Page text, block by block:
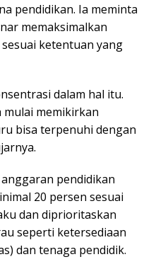
pendidikan. Ia meminta
memaksimalkan
ketentuan yang
dalam hal itu.
memikirkan
bisa terpenuhi dengan
pendidikan
20 persen sesuai
dan diprioritaskan
seperti ketersediaan
dan tenaga pendidik.